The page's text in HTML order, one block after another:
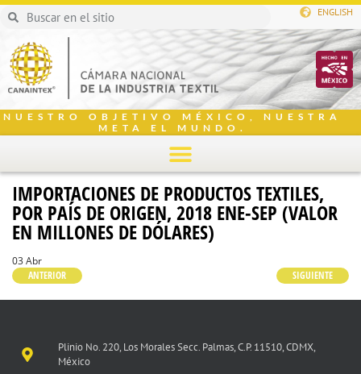
ENGLISH
NUESTRO OBJETIVO MÉXICO, NUESTRA
META EL MUNDO.
IMPORTACIONES DE PRODUCTOS TEXTILES,
POR PAÍS DE ORIGEN, 2018 ENE-SEP (VALOR
EN MILLONES DE DÓLARES)
03 Abr
ANTERIOR
SIGUIENTE
Plinio No. 220, Los Morales Secc. Palmas, C.P. 11510, CDMX,
México